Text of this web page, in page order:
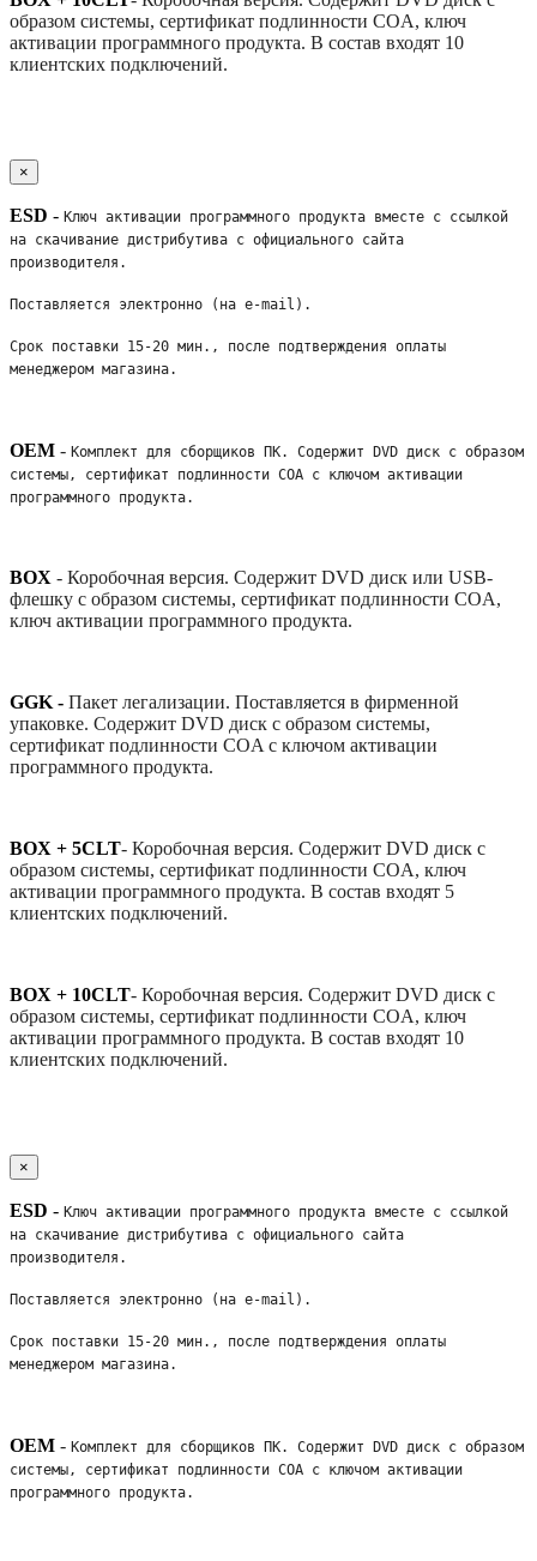
образом системы, сертификат подлинности COA, ключ
активации программного продукта. В состав входят 10
клиентских подключений.
×
ESD - Ключ активации программного продукта вместе с ссылкой
на скачивание дистрибутива с официального сайта
производителя.
Поставляется электронно (на e-mail).
Срок поставки 15-20 мин., после подтверждения оплаты
менеджером магазина.
OEM - Комплект для сборщиков ПК. Содержит DVD диск с образом
системы, сертификат подлинности COA с ключом активации
программного продукта.
BOX - Коробочная версия. Содержит DVD диск или USB-
флешку с образом системы, сертификат подлинности COA,
ключ активации программного продукта.
GGK - Пакет легализации. Поставляется в фирменной
упаковке. Содержит DVD диск с образом системы,
сертификат подлинности COA с ключом активации
программного продукта.
BOX + 5CLT- Коробочная версия. Содержит DVD диск с
образом системы, сертификат подлинности COA, ключ
активации программного продукта. В состав входят 5
клиентских подключений.
BOX + 10CLT- Коробочная версия. Содержит DVD диск с
образом системы, сертификат подлинности COA, ключ
активации программного продукта. В состав входят 10
клиентских подключений.
×
ESD - Ключ активации программного продукта вместе с ссылкой
на скачивание дистрибутива с официального сайта
производителя.
Поставляется электронно (на e-mail).
Срок поставки 15-20 мин., после подтверждения оплаты
менеджером магазина.
OEM - Комплект для сборщиков ПК. Содержит DVD диск с образом
системы, сертификат подлинности COA с ключом активации
программного продукта.